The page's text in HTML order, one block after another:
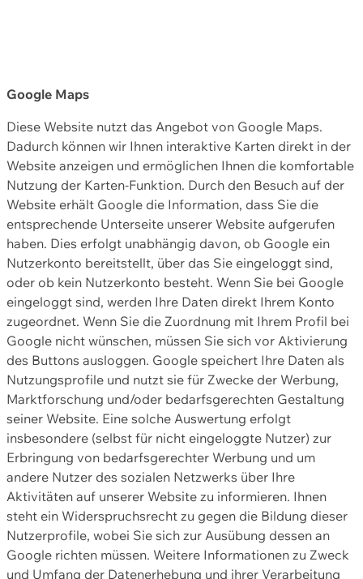
Google Maps
Diese Website nutzt das Angebot von Google Maps.
Dadurch können wir Ihnen interaktive Karten direkt in der
Website anzeigen und ermöglichen Ihnen die komfortable
Nutzung der Karten-Funktion. Durch den Besuch auf der
Website erhält Google die Information, dass Sie die
entsprechende Unterseite unserer Website aufgerufen
haben. Dies erfolgt unabhängig davon, ob Google ein
Nutzerkonto bereitstellt, über das Sie eingeloggt sind,
oder ob kein Nutzerkonto besteht. Wenn Sie bei Google
eingeloggt sind, werden Ihre Daten direkt Ihrem Konto
zugeordnet. Wenn Sie die Zuordnung mit Ihrem Profil bei
Google nicht wünschen, müssen Sie sich vor Aktivierung
des Buttons ausloggen. Google speichert Ihre Daten als
Nutzungsprofile und nutzt sie für Zwecke der Werbung,
Marktforschung und/oder bedarfsgerechten Gestaltung
seiner Website. Eine solche Auswertung erfolgt
insbesondere (selbst für nicht eingeloggte Nutzer) zur
Erbringung von bedarfsgerechter Werbung und um
andere Nutzer des sozialen Netzwerks über Ihre
Aktivitäten auf unserer Website zu informieren. Ihnen
steht ein Widerspruchsrecht zu gegen die Bildung dieser
Nutzerprofile, wobei Sie sich zur Ausübung dessen an
Google richten müssen. Weitere Informationen zu Zweck
und Umfang der Datenerhebung und ihrer Verarbeitung